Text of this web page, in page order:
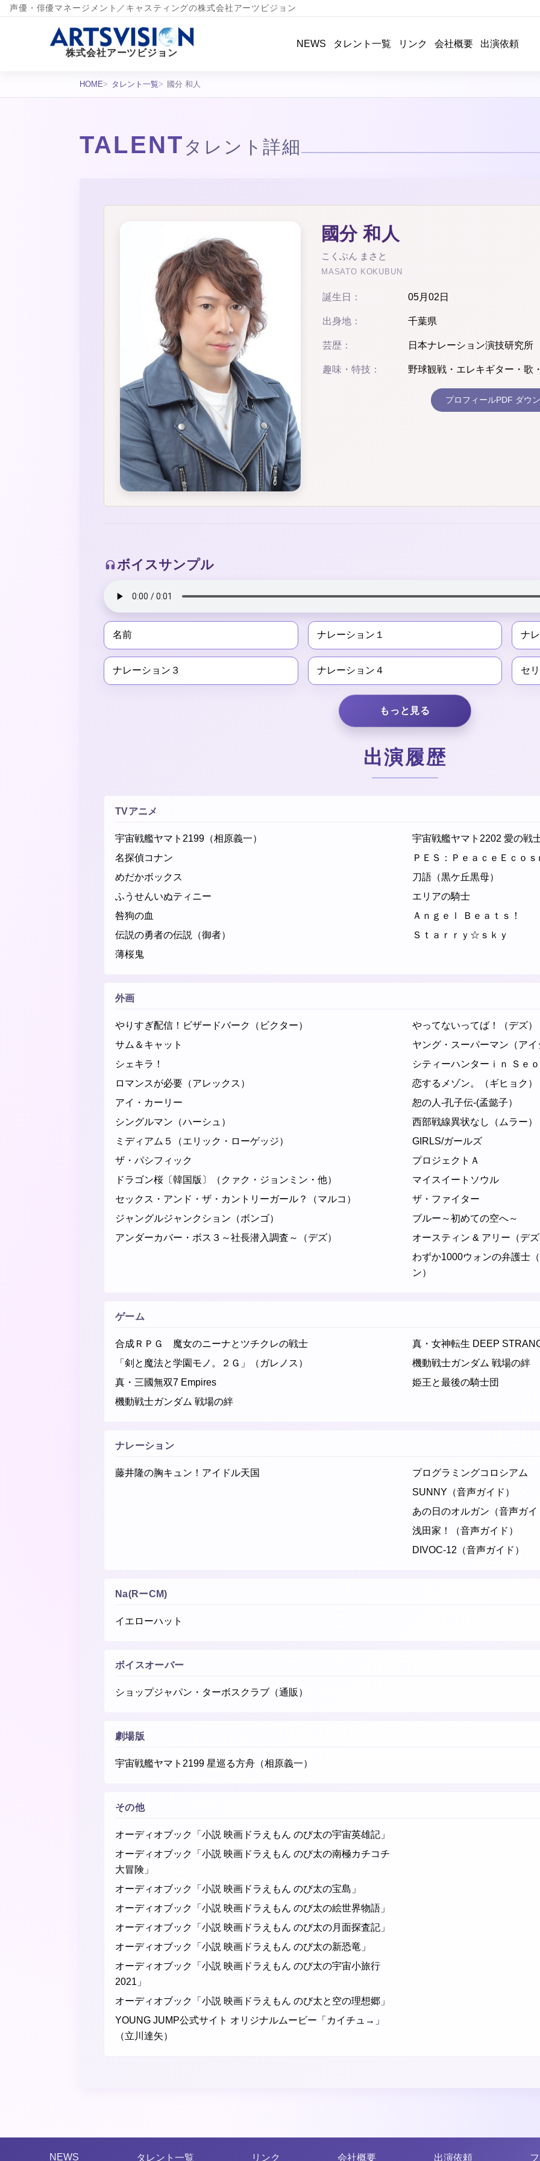
声優・俳優マネージメント／キャスティングの株式会社アーツビジョン
株式会社アーツビジョン
NEWS タレント一覧 リンク 会社概要 出演依頼
HOME タレント一覧 國分 和人
TALENT タレント詳細
國分 和人
こくぶん まさと
MASATO KOKUBUN
誕生日： 05月02日
出身地： 千葉県
芸歴： 日本ナレーション演技研究所
趣味・特技： 野球観戦・エレキギター・
プロフィールPDF ダウ
ボイスサンプル
名前 ナレーション１ ナ
ナレーション３ ナレーション４ セ
もっと見る
出演履歴
TVアニメ
宇宙戦艦ヤマト2199（相原義一）
名探偵コナン
めだかボックス
ふうせんいぬティニー
咎狗の血
伝説の勇者の伝説（御者）
薄桜鬼
宇宙戦艦ヤマト2202 愛の戦
ＰＥＳ：ＰｅａｃｅＥｃｏ
刀語（黒ケ丘黒母）
エリアの騎士
Ａｎｇｅｌ Ｂｅａｔｓ！
Ｓｔａｒｒｙ☆ｓｋｙ
外画
やりすぎ配信！ビザードバーク（ビクター）
サム＆キャット
シェキラ！
ロマンスが必要（アレックス）
アイ・カーリー
シングルマン（ハーシュ）
ミディアム５（エリック・ローゲッジ）
ザ・パシフィック
ドラゴン桜〔韓国版〕（クァク・ジョンミン・他）
セックス・アンド・ザ・カントリーガール？（マルコ）
ジャングルジャンクション（ボンゴ）
アンダーカバー・ボス３～社長潜入調査～（デズ）
やってないってば！（デズ）
ヤング・スーパーマン（ア
シティーハンターｉｎ Ｓｅ
恋するメゾン。（ギヒョク）
恕の人-孔子伝-(孟懿子）
西部戦線異状なし（ムラー）
GIRLS/ガールズ
プロジェクトＡ
マイスイートソウル
ザ・ファイター
ブルー～初めての空へ～
オースティン & アリー（デ
わずか1000ウォンの弁護士
ン）
ゲーム
合成ＲＰＧ 魔女のニーナとツチクレの戦士
「剣と魔法と学園モノ。２Ｇ」（ガレノス）
真・三國無双7 Empires
機動戦士ガンダム 戦場の絆
真・女神転生 DEEP
機動戦士ガンダム 戦場の絆
姫王と最後の騎士団
ナレーション
藤井隆の胸キュン！アイドル天国
プログラミングコロシアム
SUNNY（音声ガイド）
あの日のオルガン（音声ガイ
浅田家！（音声ガイド）
DIVOC-12（音声ガイド）
Na(RーCM)
イエローハット
ボイスオーバー
ショップジャパン・ターボスクラブ（通販）
劇場版
宇宙戦艦ヤマト2199 星巡る方舟（相原義一）
その他
オーディオブック「小説 映画ドラえもん のび太の宇宙英雄記」
オーディオブック「小説 映画ドラえもん のび太の南極カチコチ
大冒険」
オーディオブック「小説 映画ドラえもん のび太の宝島」
オーディオブック「小説 映画ドラえもん のび太の絵世界物語」
オーディオブック「小説 映画ドラえもん のび太の月面探査記」
オーディオブック「小説 映画ドラえもん のび太の新恐竜」
オーディオブック「小説 映画ドラえもん のび太の宇宙小旅行
2021」
オーディオブック「小説 映画ドラえもん のび太と空の理想郷」
YOUNG JUMP公式サイト オリジナルムービー「カイチュ→」
（立川達矢）
NEWS タレント一覧 リンク 会社概要 出演依頼